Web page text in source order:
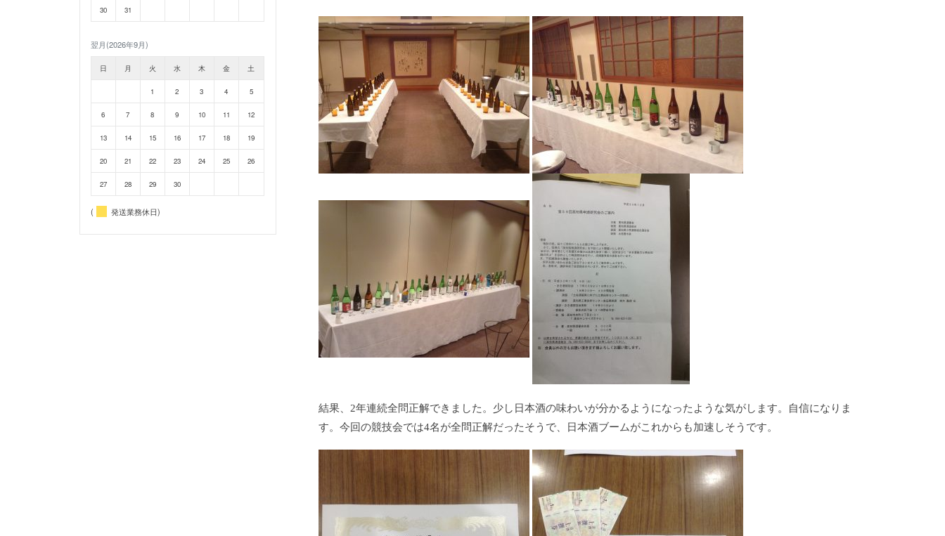
結果、2年連続全問正解できました。少し日本酒の味わいが分かるようになったような気がします。自信になりま
す。今回の競技会では4名が全問正解だったそうで、日本酒ブームがこれからも加速しそうです。
30 31
翌月(2026年9月)
日 月 火 水 木 金 土
1 2 3 4 5
6 7 8 9 10 11 12
13 14 15 16 17 18 19
20 21 22 23 24 25 26
27 28 29 30
( 発送業務休日)